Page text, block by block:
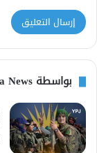
بواسطة Zewa News